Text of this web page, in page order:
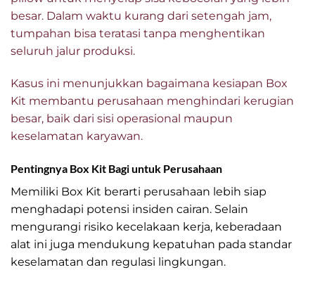
besar. Dalam waktu kurang dari setengah jam,
tumpahan bisa teratasi tanpa menghentikan
seluruh jalur produksi.
Kasus ini menunjukkan bagaimana kesiapan Box
Kit membantu perusahaan menghindari kerugian
besar, baik dari sisi operasional maupun
keselamatan karyawan.
Pentingnya Box Kit Bagi untuk Perusahaan
Memiliki Box Kit berarti perusahaan lebih siap
menghadapi potensi insiden cairan. Selain
mengurangi risiko kecelakaan kerja, keberadaan
alat ini juga mendukung kepatuhan pada standar
keselamatan dan regulasi lingkungan.